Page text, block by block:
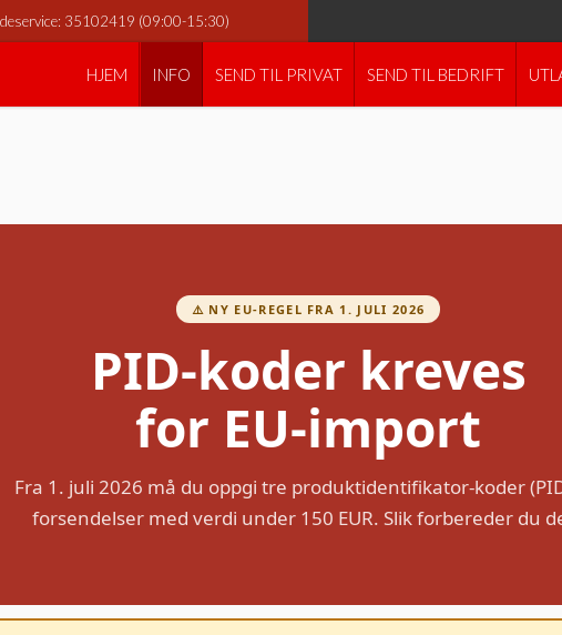
35102419 (09:00-15:30)
HJEM INFO SEND TIL PRIVAT SEND TIL BEDRIFT
for EU-import fra 1. juli
⚠️ NY EU-REGEL FRA 1. JULI 2026
PID-koder kreves
for EU-import
Fra 1. juli 2026 må du oppgi tre produktidentifikator-koder
forsendelser med verdi under 150 EUR. Slik forbereder du